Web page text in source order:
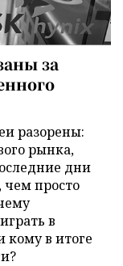
за
разорены:
рынка,
дни
просто
в
кому в итоге